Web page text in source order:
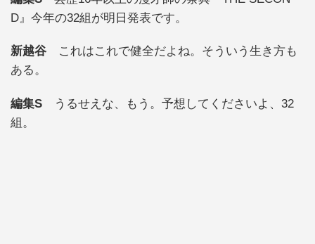
D』今年の32組が明日発表です。
新越谷
これはこれで健全だよね。そういう生き方も
ある。
編集S
うるせえな、もう。予想してくださいよ、32
組。